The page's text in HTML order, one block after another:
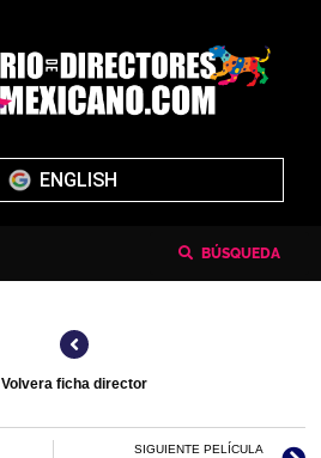
ENGLISH
BÚSQUEDA
Volvera ficha director
SIGUIENTE PELÍCULA